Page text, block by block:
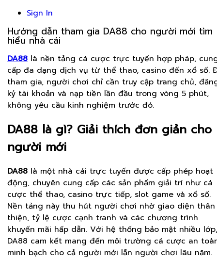
Sign In
Hướng dẫn tham gia DA88 cho người mới tìm
hiểu nhà cái
DA88 là nền tảng cá cược trực tuyến hợp pháp,
cấp đa dạng dịch vụ từ thể thao, casino đến xổ số.
tham gia, người chơi chỉ cần truy cập trang chủ,
ký tài khoản và nạp tiền lần đầu trong vòng 5 phút,
không yêu cầu kinh nghiệm trước đó.
DA88 là gì? Giải thích đơn giản cho
người mới
DA88 là một nhà cái trực tuyến được cấp phép hoạt
động, chuyên cung cấp các sản phẩm giải trí như cá
cược thể thao, casino trực tiếp, slot game và xổ số.
Nền tảng này thu hút người chơi nhờ giao diện thân
thiện, tỷ lệ cược cạnh tranh và các chương trình
khuyến mãi hấp dẫn. Với hệ thống bảo mật nhiều lớp,
DA88 cam kết mang đến môi trường cá cược an
minh bạch cho cả người mới lẫn người chơi lâu năm.